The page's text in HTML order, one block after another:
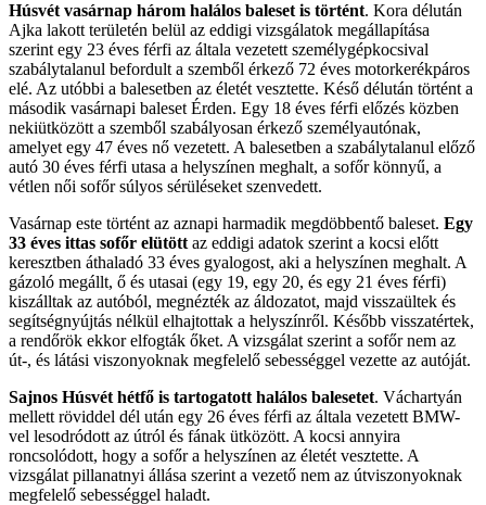
Húsvét vasárnap három halálos baleset is történt. Kora délután
Ajka lakott területén belül az eddigi vizsgálatok megállapítása
szerint egy 23 éves férfi az általa vezetett személygépkocsival
szabálytalanul befordult a szemből érkező 72 éves motorkerékpáros
elé. Az utóbbi a balesetben az életét vesztette. Késő délután történt a
második vasárnapi baleset Érden. Egy 18 éves férfi előzés közben
nekiütközött a szemből szabályosan érkező személyautónak,
amelyet egy 47 éves nő vezetett. A balesetben a szabálytalanul előző
autó 30 éves férfi utasa a helyszínen meghalt, a sofőr könnyű, a
vétlen női sofőr súlyos sérüléseket szenvedett.
Vasárnap este történt az aznapi harmadik megdöbbentő baleset. Egy
33 éves ittas sofőr elütött az eddigi adatok szerint a kocsi előtt
keresztben áthaladó 33 éves gyalogost, aki a helyszínen meghalt. A
gázoló megállt, ő és utasai (egy 19, egy 20, és egy 21 éves férfi)
kiszálltak az autóból, megnézték az áldozatot, majd visszaültek és
segítségnyújtás nélkül elhajtottak a helyszínről. Később visszatértek,
a rendőrök ekkor elfogták őket. A vizsgálat szerint a sofőr nem az
út-, és látási viszonyoknak megfelelő sebességgel vezette az autóját.
Sajnos Húsvét hétfő is tartogatott halálos balesetet. Váchartyán
mellett röviddel dél után egy 26 éves férfi az általa vezetett BMW-
vel lesodródott az útról és fának ütközött. A kocsi annyira
roncsolódott, hogy a sofőr a helyszínen az életét vesztette. A
vizsgálat pillanatnyi állása szerint a vezető nem az útviszonyoknak
megfelelő sebességgel haladt.